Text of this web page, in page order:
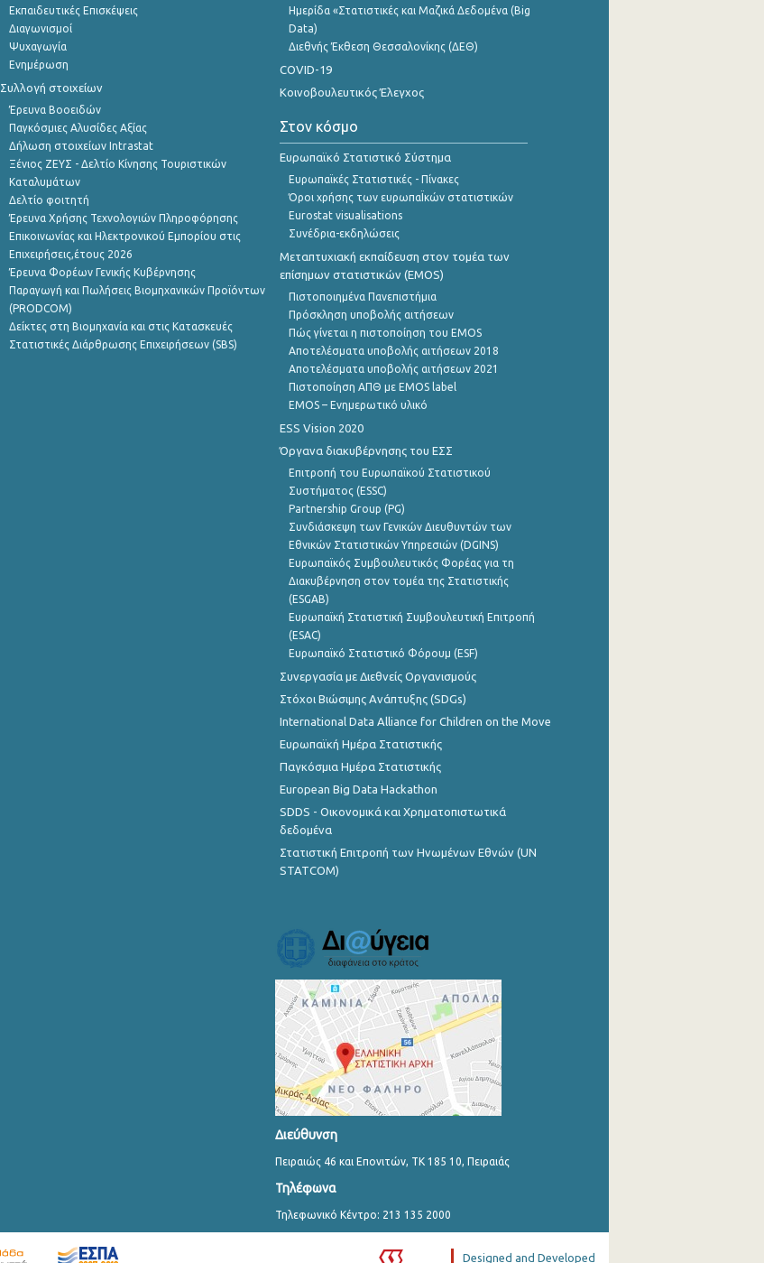
Εκπαιδευτικές Επισκέψεις
Διαγωνισμοί
Ψυχαγωγία
Ενημέρωση
Συλλογή στοιχείων
Έρευνα Βοοειδών
Παγκόσμιες Αλυσίδες Αξίας
Δήλωση στοιχείων Intrastat
Ξένιος ΖΕΥΣ - Δελτίο Κίνησης Τουριστικών
Καταλυμάτων
Δελτίο φοιτητή
Έρευνα Χρήσης Τεχνολογιών Πληροφόρησης
Επικοινωνίας και Ηλεκτρονικού Εμπορίου στις
Επιχειρήσεις,έτους 2026
Έρευνα Φορέων Γενικής Κυβέρνησης
Παραγωγή και Πωλήσεις Βιομηχανικών Προϊόντων
(PRODCOM)
Δείκτες στη Βιομηχανία και στις Κατασκευές
Στατιστικές Διάρθρωσης Επιχειρήσεων (SBS)
Ημερίδα «Στατιστικές και Μαζικά Δεδομένα (Big
Data)
Διεθνής Έκθεση Θεσσαλονίκης (ΔΕΘ)
COVID-19
Κοινοβουλευτικός Έλεγχος
Στον κόσμο
Ευρωπαϊκό Στατιστικό Σύστημα
Ευρωπαϊκές Στατιστικές - Πίνακες
Όροι χρήσης των ευρωπαΪκών στατιστικών
Eurostat visualisations
Συνέδρια-εκδηλώσεις
Μεταπτυχιακή εκπαίδευση στον τομέα των
επίσημων στατιστικών (EMOS)
Πιστοποιημένα Πανεπιστήμια
Πρόσκληση υποβολής αιτήσεων
Πώς γίνεται η πιστοποίηση του EMOS
Αποτελέσματα υποβολής αιτήσεων 2018
Αποτελέσματα υποβολής αιτήσεων 2021
Πιστοποίηση ΑΠΘ με EMOS label
EMOS – Ενημερωτικό υλικό
ESS Vision 2020
Όργανα διακυβέρνησης του ΕΣΣ
Επιτροπή του Ευρωπαϊκού Στατιστικού
Συστήματος (ESSC)
Partnership Group (PG)
Συνδιάσκεψη των Γενικών Διευθυντών των
Εθνικών Στατιστικών Υπηρεσιών (DGINS)
Ευρωπαϊκός Συμβουλευτικός Φορέας για τη
Διακυβέρνηση στον τομέα της Στατιστικής
(ESGAB)
Ευρωπαϊκή Στατιστική Συμβουλευτική Επιτροπή
(ESAC)
Ευρωπαϊκό Στατιστικό Φόρουμ (ESF)
Συνεργασία με Διεθνείς Οργανισμούς
Στόχοι Βιώσιμης Ανάπτυξης (SDGs)
International Data Alliance for Children on the Move
Ευρωπαϊκή Ημέρα Στατιστικής
Παγκόσμια Ημέρα Στατιστικής
European Big Data Hackathon
SDDS - Οικονομικά και Χρηματοπιστωτικά
δεδομένα
Στατιστική Επιτροπή των Ηνωμένων Εθνών (UN
STATCOM)
Διεύθυνση
Πειραιώς 46 και Επονιτών, ΤΚ 185 10, Πειραιάς
Τηλέφωνα
Τηλεφωνικό Κέντρο: 213 135 2000
Designed and Developed